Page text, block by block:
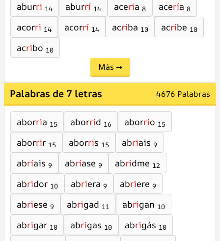
aburri 14 aburrí 14 aceria 8 acería 8
acorri 14 acorrí 14 acriba 10 acribe 10
acribo 10
Más →
Palabras de 7 letras 4676 Palabras
aborria 15 aborrid 16 aborrio 15
aborrir 15 aborris 15 abriais 9
abríais 9 abríase 9 abridme 12
abridor 10 abriera 9 abriere 9
abriese 9 abrigad 11 abrigan 10
abrigar 10 abrigas 10 abrigás 10